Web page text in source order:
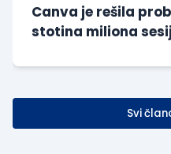
Canva je rešila
stotina miliona
Svi